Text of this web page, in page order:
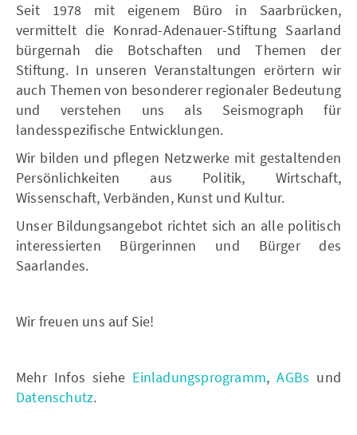
Seit 1978 mit eigenem Büro in Saarbrücken,
vermittelt die Konrad-Adenauer-Stiftung Saarland
bürgernah die Botschaften und Themen der
Stiftung. In unseren Veranstaltungen erörtern wir
auch Themen von besonderer regionaler Bedeutung
und verstehen uns als Seismograph für
landesspezifische Entwicklungen.
Wir bilden und pflegen Netzwerke mit gestaltenden
Persönlichkeiten aus Politik, Wirtschaft,
Wissenschaft, Verbänden, Kunst und Kultur.
Unser Bildungsangebot richtet sich an alle politisch
interessierten Bürgerinnen und Bürger des
Saarlandes.
Wir freuen uns auf Sie!
Mehr Infos siehe Einladungsprogramm,AGBs und
Datenschutz.